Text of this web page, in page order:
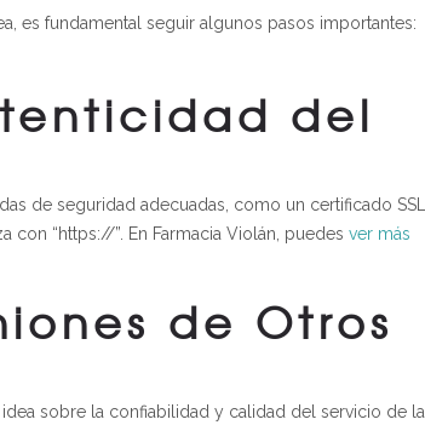
es fundamental seguir algunos pasos importantes:
del
de seguridad adecuadas, como un certificado SSL.
“https://”. En Farmacia Violán, puedes ver más
de Otros
sobre la confiabilidad y calidad del servicio de la